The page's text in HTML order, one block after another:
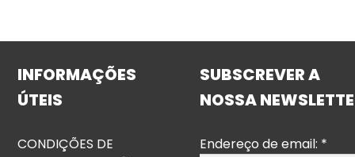
INFORMAÇÕES
ÚTEIS
CONDIÇÕES DE
SUBSCREVER A
NOSSA
Endereço de email: *